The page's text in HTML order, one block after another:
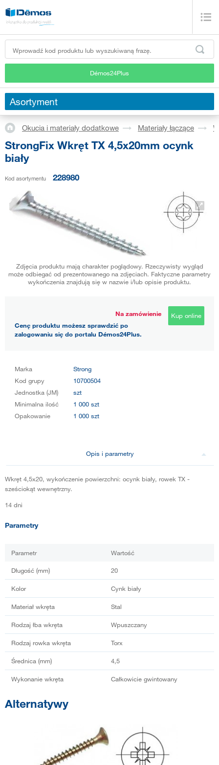
Démos24Plus
Asortyment
Okucia i materiały dodatkowe Materiały łączące
StrongFix Wkręt TX 4,5x20mm ocynk
biały
Kod asortymentu 228980
Zdjęcia produktu mają charakter poglądowy. Rzeczywisty wygląd
może odbiegać od prezentowanego na zdjęciach. Faktyczne parametry
wykończenia znajdują się w nazwie i/lub opisie produktu.
Na zamówienie
Cenę produktu możesz sprawdzić po
zalogowaniu się do portalu Démos24Plus.
Kup online
Marka
Strong
Kod grupy
10700504
Jednostka (JM)
szt
Minimalna ilość
1 000 szt
Opakowanie
1 000 szt
Opis i parametry
Wkręt 4,5x20, wykończenie powierzchni: ocynk biały, rowek TX -
sześciokąt wewnętrzny.
14 dni
Parametry
Parametr Wartość
Długość (mm) 20
Kolor Cynk biały
Materiał wkręta Stal
Rodzaj łba wkręta Wpuszczany
Rodzaj rowka wkręta Torx
Średnica (mm) 4,5
Wykonanie wkręta Całkowicie gwintowany
Alternatywy